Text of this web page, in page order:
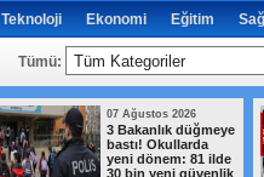
Teknoloji Ekonomi Eğitim
Tümü:
07 Ağustos 2026
3 Bakanlık düğmeye
bastı! Okullarda
yeni dönem: 81 ilde
30 bin yeni güvenlik